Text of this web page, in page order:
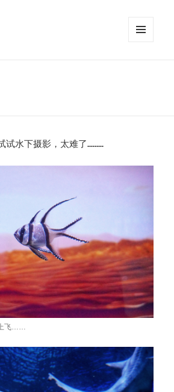
试水下摄影，太难了………
飞……